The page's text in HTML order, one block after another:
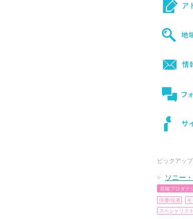
ピックアップ
ソニー
芸能プロダク
俳優/役者
スペシャリス